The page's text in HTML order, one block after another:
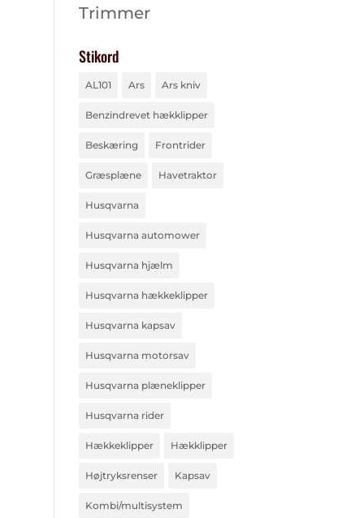
Trimmer
Stikord
AL101 Ars Ars kniv
Benzindrevet hækklipper
Beskæring Frontrider
Græsplæne Havetraktor
Husqvarna
Husqvarna automower
Husqvarna hjælm
Husqvarna hækkeklipper
Husqvarna kapsav
Husqvarna motorsav
Husqvarna plæneklipper
Husqvarna rider
Hækkeklipper Hækklipper
Højtryksrenser Kapsav
Kombi/multisystem